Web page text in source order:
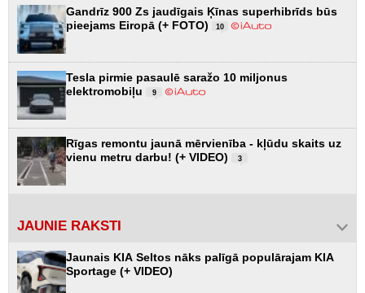
Gandrīz 900 Zs jaudīgais Ķīnas superhibrīds būs
pieejams Eiropā (+ FOTO)
10
Tesla pirmie pasaulē saražo 10 miljonus
elektromobiļu
9
Rīgas remontu jaunā mērvienība - kļūdu skaits uz
vienu metru darbu! (+ VIDEO)
3
JAUNIE RAKSTI
Jaunais KIA Seltos nāks palīgā populārajam KIA
Sportage (+ VIDEO)